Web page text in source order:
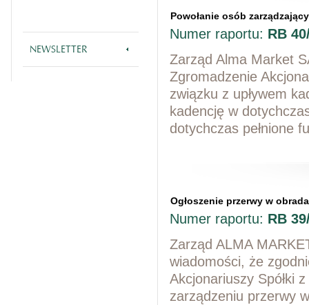
NEWSLETTER
Powołanie osób
Numer raportu: RB
Zarząd Alma Market
Zgromadzenie
związku z upływem
kadencję w
dotychczas pełnione
Ogłoszenie przerwy w
Numer raportu: RB
Zarząd ALMA
wiadomości, że
Akcjonariuszy Spółki
zarządzeniu przerwy